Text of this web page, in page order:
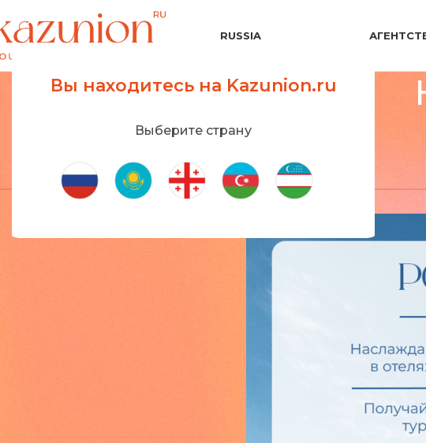
Вы находитесь на Kazunion.ru
Выберите страну
RUSSIA